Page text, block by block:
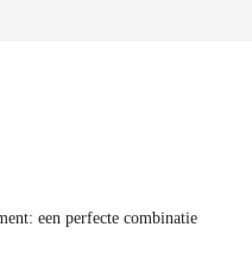
een perfecte combinatie